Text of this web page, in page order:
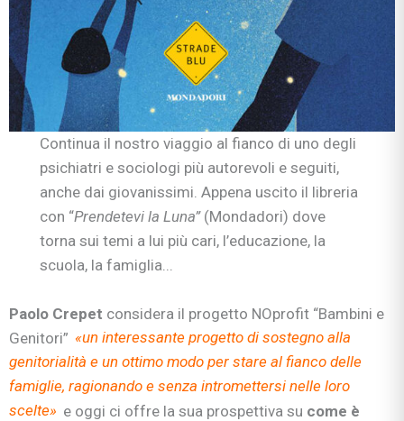
Continua il nostro viaggio al fianco di uno degli
psichiatri e sociologi più autorevoli e seguiti,
anche dai giovanissimi. Appena uscito il libreria
con “Prendetevi la Luna”(Mondadori) dove
torna sui temi a lui più cari, l’educazione, la
scuola, la famiglia...
Paolo Crepet considera il progetto NOprofit “Bambini e
Genitori” «un interessante progetto di sostegno alla
genitorialità e un ottimo modo per stare al fianco delle
famiglie, ragionando e senza intromettersi nelle loro
scelte» e oggi ci offre la sua prospettiva su come è